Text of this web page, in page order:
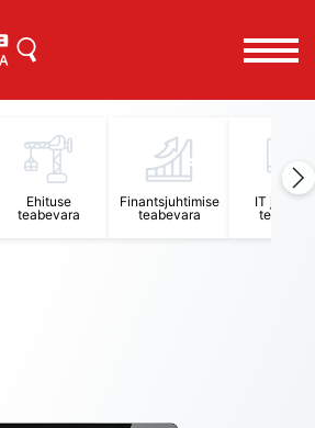
Ehituse
teabevara
Finantsjuhtimise
teabevara
IT